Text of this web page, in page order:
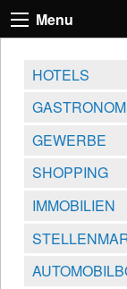
Menu
HOTELS
GEWERBE
SHOPPING
IMMOBILIEN